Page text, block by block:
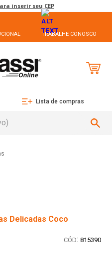
inserir seu CEP
TRABALHE CONOSCO
Lista de compras
Delicadas Coco
: 815390